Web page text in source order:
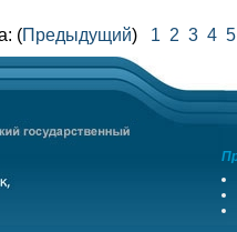
(Предыдущий) 1 2 3 4 5